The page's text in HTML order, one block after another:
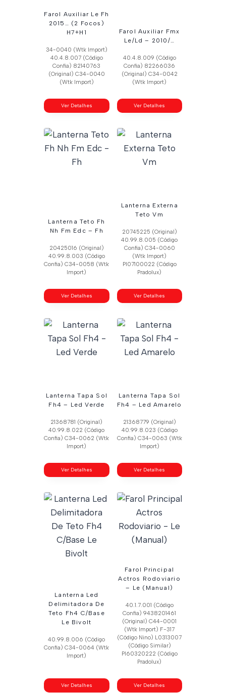
Farol Auxiliar Le Fh
2015… (2 Focos)
H7+H1
34-0040 (Wtk Import)
40.4.8.007 (Código
Confia) 82140763
(Original) C34-0040
(Wtk Import)
Ver Detalhes
Farol Auxiliar Fmx
Le/Ld – 2010/…
40.4.8.009 (Código
Confia) 82266036
(Original) C34-0042
(Wtk Import)
Ver Detalhes
Lanterna Teto Fh
Nh Fm Edc – Fh
20425016 (Original)
40.99.8.003 (Código
Confia) C34-0058 (Wtk
Import)
Ver Detalhes
Lanterna Externa
Teto Vm
20745225 (Original)
40.99.8.005 (Código
Confia) C34-0060
(Wtk Import)
Pl07100022 (Código
Pradolux)
Ver Detalhes
Lanterna Tapa Sol
Fh4 – Led Verde
21368781 (Original)
40.99.8.022 (Código
Confia) C34-0062 (Wtk
Import)
Ver Detalhes
Lanterna Tapa Sol
Fh4 – Led Amarelo
21368779 (Original)
40.99.8.023 (Código
Confia) C34-0063 (Wtk
Import)
Ver Detalhes
Lanterna Led
Delimitadora De
Teto Fh4 C/Base
Le Bivolt
40.99.8.006 (Código
Confia) C34-0064 (Wtk
Import)
Ver Detalhes
Farol Principal
Actros Rodoviario
– Le (Manual)
40.1.7.001 (Código
Confia) 9438201461
(Original) C44-0001
(Wtk Import) F-317
(Código Nino) L0313007
(Código Similar)
Pl60320222 (Código
Pradolux)
Ver Detalhes